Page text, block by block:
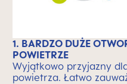
1. BARDZO DUŻE
POWIETRZE
Wyjątkowo przyjazny
powietrza. Łatwo